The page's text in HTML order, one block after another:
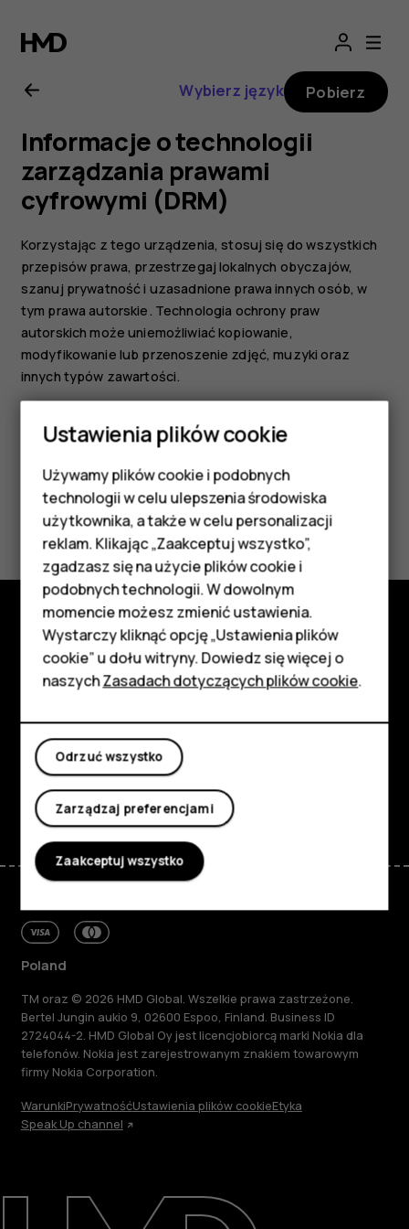
Nokia
G11
—
instrukcja
obsługi
Smartfony
Telefony z funkcjami
podstawowymi
Akcesoria
HMD Terra M
Tablety
Moje konto
Naprawa i recykling
Zrównoważony rozwój
Wybierz język Pobierz
Informacje o technologii
zarządzania prawami
cyfrowymi (DRM)
Korzystając z tego urządzenia, stosuj się do wszystkich
przepisów prawa, przestrzegaj lokalnych obyczajów,
szanuj prywatność i uzasadnione prawa innych osób, w
tym prawa autorskie. Technologia ochrony praw
autorskich może uniemożliwiać kopiowanie,
modyfikowanie lub przenoszenie zdjęć, muzyki oraz
innych typów zawartości.
Czy te informacje były pomocne?
Tak Nie
Poznaj
Informacje
Planet and people
Wsparcie
FacebookInstagram
TiktokYoutubeLinkedin
Poland
TM oraz © 2026 HMD Global. Wszelkie prawa zastrzeżone.
Bertel Jungin aukio 9, 02600 Espoo, Finland. Business ID
2724044-2. HMD Global Oy jest licencjobiorcą marki Nokia dla
telefonów. Nokia jest zarejestrowanym znakiem towarowym
firmy Nokia Corporation.
WarunkiPrywatnośćUstawienia plików cookieEtyka
Speak Up channel
Ustawienia plików cookie
Używamy plików cookie i podobnych
technologii w celu ulepszenia środowiska
użytkownika, a także w celu personalizacji
reklam. Klikając „Zaakceptuj wszystko”,
zgadzasz się na użycie plików cookie i
podobnych technologii. W dowolnym
momencie możesz zmienić ustawienia.
Wystarczy kliknąć opcję „Ustawienia plików
cookie” u dołu witryny. Dowiedz się więcej o
naszychZasadach dotyczących plików cookie.
Odrzuć wszystko
Zarządzaj preferencjami
Zaakceptuj wszystko